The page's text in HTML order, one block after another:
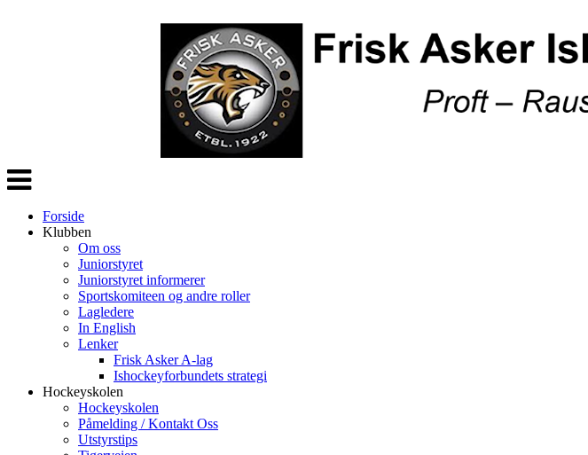
Veksle
navigasjon
Forside
Klubben
Om oss
Juniorstyret
Juniorstyret informerer
Sportskomiteen og andre roller
Lagledere
In English
Lenker
Frisk Asker A-lag
Ishockeyforbundets strategi
Hockeyskolen
Hockeyskolen
Påmelding / Kontakt Oss
Utstyrstips